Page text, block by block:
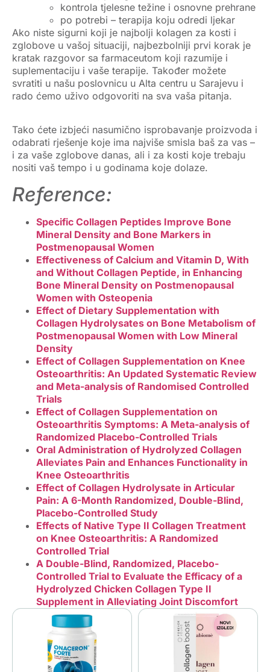
kontrola tjelesne težine i osnovne prehrane
po potrebi – terapija koju odredi ljekar
Ako niste sigurni koji je najbolji kolagen za kosti i
zglobove u vašoj situaciji, najbezbolniji prvi korak je
kratak razgovor sa farmaceutom koji razumije i
suplementaciju i vaše terapije. Također možete
svratiti u našu poslovnicu u Alta centru u Sarajevu i
rado ćemo uživo odgovoriti na sva vaša pitanja.
Tako ćete izbjeći nasumično isprobavanje proizvoda i
odabrati rješenje koje ima najviše smisla baš za vas –
i za vaše zglobove danas, ali i za kosti koje trebaju
nositi vaš tempo i u godinama koje dolaze.
Reference:
Specific Collagen Peptides Improve Bone
Mineral Density and Bone Markers in
Postmenopausal Women
Effectiveness of Calcium and Vitamin D, With
and Without Collagen Peptide, in Enhancing
Bone Mineral Density on Postmenopausal
Women with Osteopenia
Effect of Dietary Supplementation with
Collagen Hydrolysates on Bone Metabolism of
Postmenopausal Women with Low Mineral
Density
Effect of Collagen Supplementation on Knee
Osteoarthritis: An Updated Systematic Review
and Meta-analysis of Randomised Controlled
Trials
Effect of Collagen Supplementation on
Osteoarthritis Symptoms: A Meta-analysis of
Randomized Placebo-Controlled Trials
Oral Administration of Hydrolyzed Collagen
Alleviates Pain and Enhances Functionality in
Knee Osteoarthritis
Effect of Collagen Hydrolysate in Articular
Pain: A 6-Month Randomized, Double-Blind,
Placebo-Controlled Study
Effects of Native Type II Collagen Treatment
on Knee Osteoarthritis: A Randomized
Controlled Trial
A Double-Blind, Randomized, Placebo-
Controlled Trial to Evaluate the Efficacy of a
Hydrolyzed Chicken Collagen Type II
Supplement in Alleviating Joint Discomfort